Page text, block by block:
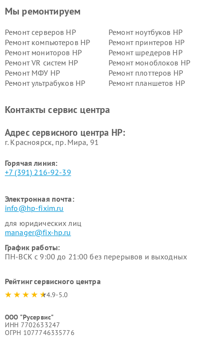
Мы ремонтируем
Ремонт серверов HP
Ремонт ноутбуков HP
Ремонт компьютеров HP
Ремонт принтеров HP
Ремонт мониторов HP
Ремонт шредеров HP
Ремонт VR систем HP
Ремонт моноблоков HP
Ремонт МФУ HP
Ремонт плоттеров HP
Ремонт ультрабуков HP
Ремонт планшетов HP
Контакты сервис центра
Адрес сервисного центра HP:
г. Красноярск, ​пр. Мира, 91
Горячая линия:
+7 (391) 216-92-39
Электронная почта:
info@hp-fixim.ru
для юридических лиц
manager@fix-hp.ru
График работы:
ПН-ВСК с 9:00 до 21:00 без перерывов и выходных
Рейтинг сервисного центра
4.9-5.0
ООО "Русервис"
ИНН 7702633247
ОГРН 1077746335776